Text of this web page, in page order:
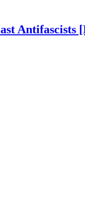
Antifascists